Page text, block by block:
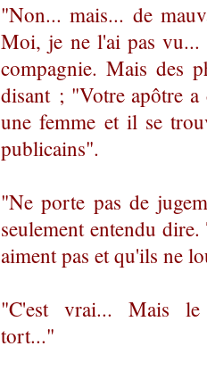
"Non... mais... de
Moi, je ne l'ai pas vu...
compagnie. Mais des
disant ; "Votre apôtre
une femme et il se
publicains".
"Ne porte pas de
seulement entendu
aiment pas et qu'ils ne
"C'est vrai... Mais
tort..."